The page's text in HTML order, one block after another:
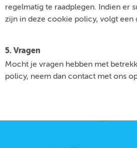
regelmatig te raadplegen. Indien er
zijn in deze cookie policy, volgt een
5. Vragen
Mocht je vragen hebben met
policy, neem dan contact met ons